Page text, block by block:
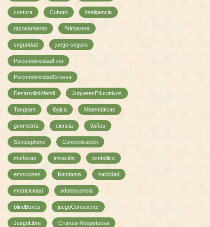
costura Cuboro inteligencia
razonamiento Primavera
seguridad juego-seguro
PsicomotricidadFina
PsicomotricidadGruesa
DesarrolloInfantil JuguetesEducativos
Tangram lógica Matemáticas
geometría ciencia 9años
Sentosphere Concentración
muñecas imitación simbólico
emociones Kendama habilidad
motricicidad adolescencia
blindBoxes juegoConsciente
JuegoLibre Crianza-Respetuosa